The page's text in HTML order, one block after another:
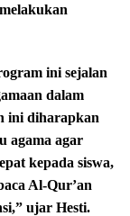
ini sejalan
dalam
ini diharapkan
agama agar
kepada siswa,
Al-Qur’an
ujar Hesti.